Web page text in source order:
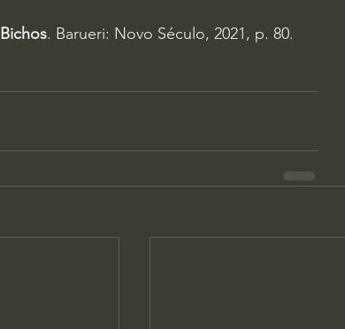
. Barueri: Novo Século, 2021, p. 80.